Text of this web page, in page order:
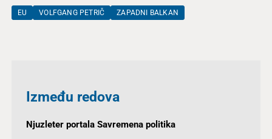
EU VOLFGANG PETRIČ ZAPADNI BALKAN
Između redova
Njuzleter portala Savremena politika